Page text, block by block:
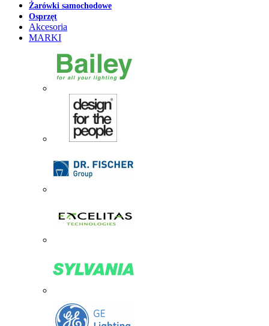
Żarówki samochodowe
Osprzęt
Akcesoria
MARKI